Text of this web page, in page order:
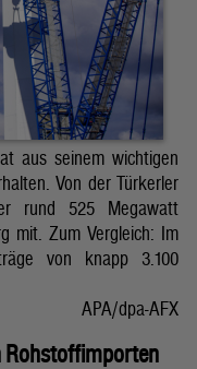
aus seinem wichtigen
Von der Türkerler
rund 525 Megawatt
mit. Zum Vergleich: Im
von knapp 3.100
APA/dpa-AFX
Rohstoffimporten